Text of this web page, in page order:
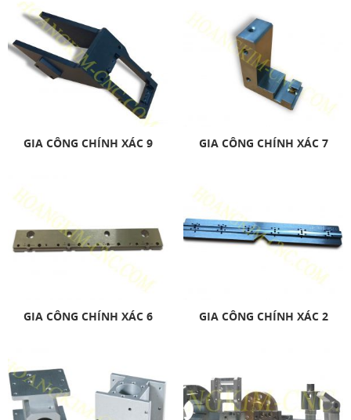
GIA CÔNG CHÍNH XÁC 9 GIA CÔNG CHÍNH XÁC 7
GIA CÔNG CHÍNH XÁC 6 GIA CÔNG CHÍNH XÁC 2